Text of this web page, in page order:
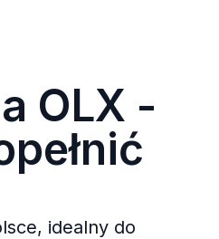
OLX -
idealny do